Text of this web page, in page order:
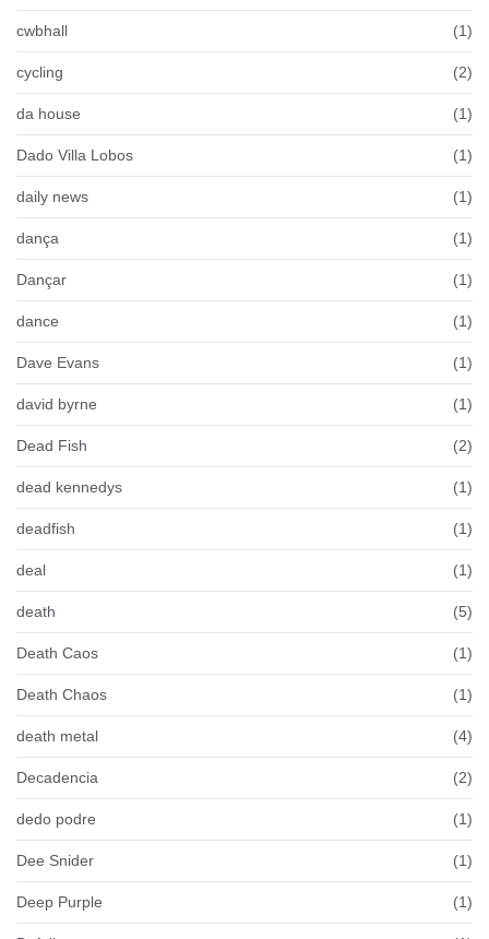
cwbhall (1)
cycling (2)
da house (1)
Dado Villa Lobos (1)
daily news (1)
dança (1)
Dançar (1)
dance (1)
Dave Evans (1)
david byrne (1)
Dead Fish (2)
dead kennedys (1)
deadfish (1)
deal (1)
death (5)
Death Caos (1)
Death Chaos (1)
death metal (4)
Decadencia (2)
dedo podre (1)
Dee Snider (1)
Deep Purple (1)